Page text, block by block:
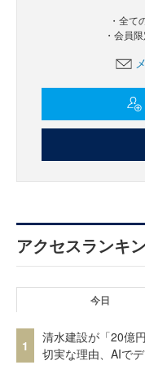
・全て
・会員
アクセスランキ
今日
1
清水建設が「20億
切実な理由、AIで